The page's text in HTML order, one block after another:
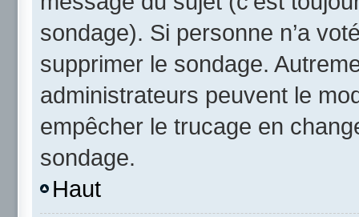
sondage). Si personne n’a
supprimer le sondage.
administrateurs peuvent le
empêcher le trucage en
sondage.
Haut